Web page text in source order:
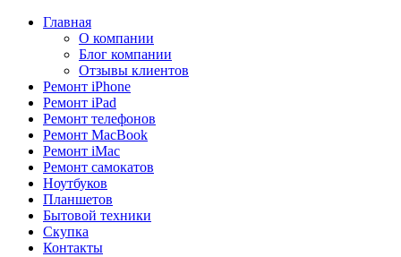
Главная
О компании
Блог компании
Отзывы клиентов
Ремонт iPhone
Ремонт iPad
Ремонт телефонов
Ремонт MacBook
Ремонт iMac
Ремонт самокатов
Ноутбуков
Планшетов
Бытовой техники
Скупка
Контакты